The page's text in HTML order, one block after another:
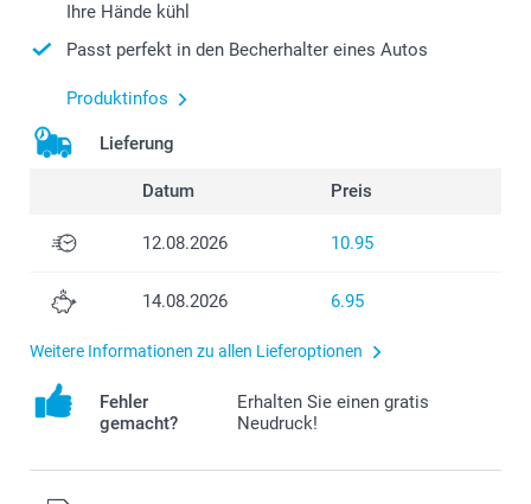
Ihre Hände kühl
Passt perfekt in den Becherhalter eines Autos
Produktinfos
Lieferung
Datum Preis
12.08.2026 10.95
14.08.2026 6.95
Weitere Informationen zu allen Lieferoptionen
Fehler
gemacht?
Erhalten Sie einen gratis
Neudruck!